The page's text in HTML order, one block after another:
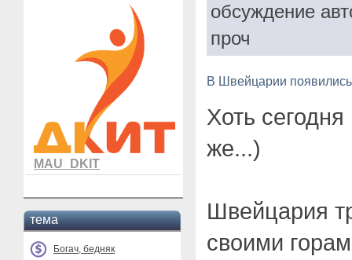
MAU_DKIT
тема
Богач, бедняк
обсуждение
проч
В Швейцарии
Хоть
же...)
Швейцария
своими